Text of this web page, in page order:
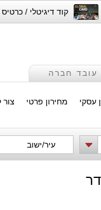
קוד דיגיטלי /
עובד חברה
עסקי מחירון פרטי
עיר/ישוב